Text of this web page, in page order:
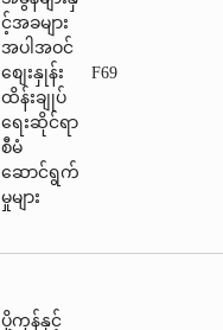
င့်အခများ
အပါအဝင်
စျေးနှုန်း
ထိန်းချုပ်
ရေးဆိုင်ရာ
စီမံ
ဆောင်ရွက်
မှုများ
F69
ပို့ကုန်နှင့်